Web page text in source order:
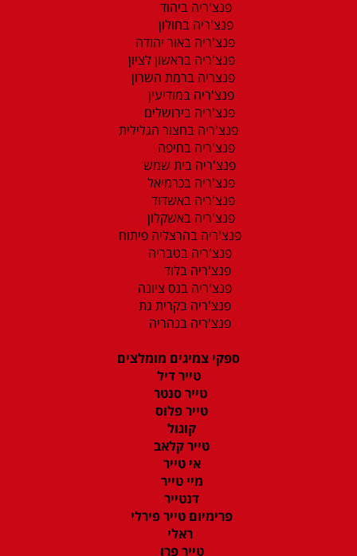
פנצ'ריה ביהוד
פנצ'ריה בחולון
פנצ'ריה באור יהודה
פנצ'ריה בראשון לציון
פנצריה ברמת השרון
פנצ'ריה במודיעין
פנצ'ריה בירושלים
פנצ'ריה בחצור הגלילית
פנצ'ריה בחיפה
פנצ'ריה בית שמש
פנצ'ריה בכרמיאל
פנצ'ריה באשדוד
פנצ'ריה באשקלון
פנצ'ריה בהרצליה פיתוח
פנצ'ריה בטבריה
פנצ'ריה בלוד
פנצ'ריה בנס ציונה
פנצ'ריה בקרית גת
פנצ'ריה בנהריה
ספקי צמיגים מומלצים
טייר דיל
טייר סנטר
טייר פלוס
קוגול
טייר קלאב
אי טייר
מיי טייר
דנטייר
פרימיום טייר פירלי
ראלי
טייר פרו